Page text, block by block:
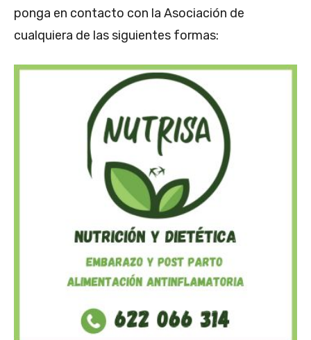
ponga en contacto con la Asociación de
cualquiera de las siguientes formas: